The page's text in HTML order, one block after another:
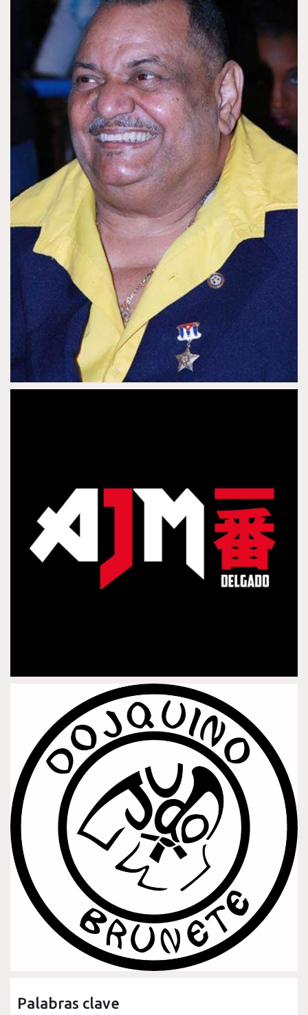
Palabras clave